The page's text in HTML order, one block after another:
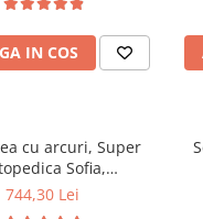
mediu spre tare,
2 perne matlasate
Husa
lavabila la
IN COS
cu arcuri, Super
Sofia,
fermitate
744,30 Lei